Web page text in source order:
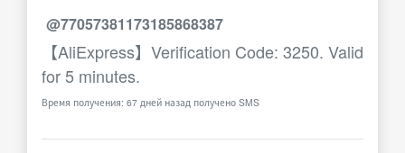
@77057381173185868387
【AliExpress】Verification Code: 3250. Valid
for 5 minutes.
Время получения: 67 дней назад получено SMS